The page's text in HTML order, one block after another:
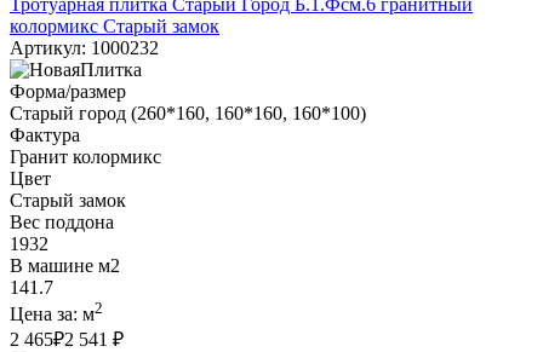
колормикс Старый замок
Артикул: 1000232
Форма/размер
Старый город (260*160, 160*160, 160*100)
Фактура
Гранит колормикс
Цвет
Старый замок
Вес поддона
1932
В машине м2
141.7
Цена за: м2
2 465₽2 541 ₽